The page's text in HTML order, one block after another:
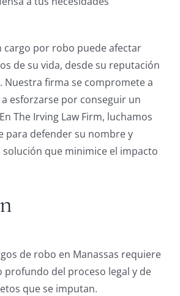
cargo por robo puede afectar
de su vida, desde su reputación
Nuestra firma se compromete a
esforzarse por conseguir un
The Irving Law Firm, luchamos
para defender su nombre y
que minimice el impacto
de robo en Manassas requiere
profundo del proceso legal y de
que se imputan.